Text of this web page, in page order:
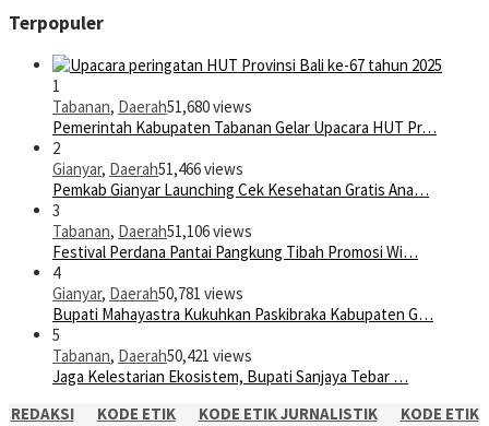
Terpopuler
1
Tabanan, Daerah51,680 views
Pemerintah Kabupaten Tabanan Gelar Upacara HUT Pr…
2
Gianyar, Daerah51,466 views
Pemkab Gianyar Launching Cek Kesehatan Gratis Ana…
3
Tabanan, Daerah51,106 views
Festival Perdana Pantai Pangkung Tibah Promosi Wi…
4
Gianyar, Daerah50,781 views
Bupati Mahayastra Kukuhkan Paskibraka Kabupaten G…
5
Tabanan, Daerah50,421 views
Jaga Kelestarian Ekosistem, Bupati Sanjaya Tebar …
REDAKSI
KODE ETIK KODE ETIK JURNALISTIK
KODE ETIK